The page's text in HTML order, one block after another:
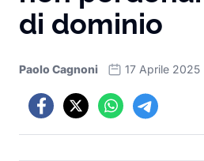
di dominio
Paolo Cagnoni 17 Aprile 2025